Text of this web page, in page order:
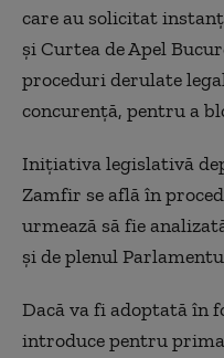
care au solicitat
şi Curtea de Apel
proceduri derulate
concurenţă, pentru a
Inițiativa legislativă
Zamfir se află în
urmează să fie
și de plenul
Dacă va fi adoptată în
introduce pentru